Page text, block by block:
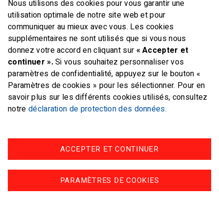
E-mail office@swiss-sailing-
team.ch
FOLLOW US ON
Twitter FacebookInstagram
Nous utilisons des cookies pour vous garantir une
utilisation optimale de notre site web et pour
communiquer au mieux avec vous. Les cookies
supplémentaires ne sont utilisés que si vous nous
donnez votre accord en cliquant sur « Accepter et
continuer ».Si vous souhaitez personnaliser vos
paramètres de confidentialité, appuyez sur le bouton «
Paramètres de cookies » pour les sélectionner. Pour en
savoir plus sur les différents cookies utilisés, consultez
notre déclaration de protection des données.
PARAMÈTRES DE COOKIES
ACCEPTER ET CONTINUER